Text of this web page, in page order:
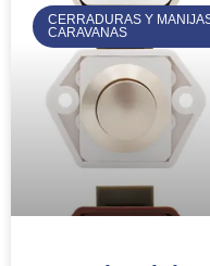
CERRADURAS Y
CARAVANAS